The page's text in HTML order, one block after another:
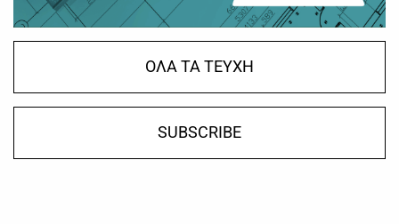
ΟΛΑ ΤΑ ΤΕΥΧΗ
SUBSCRIBE